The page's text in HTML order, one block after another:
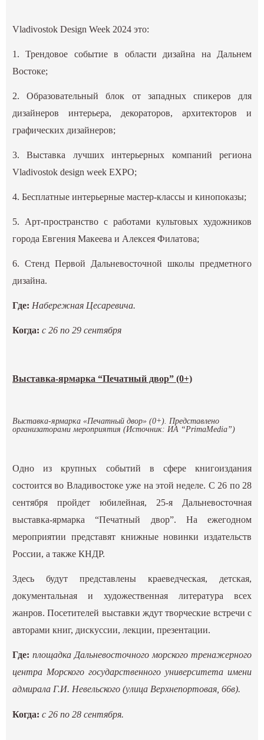
Vladivostok Design Week 2024 это:
1. Трендовое событие в области дизайна на Дальнем
Востоке;
2. Образовательный блок от западных спикеров для
дизайнеров интерьера, декораторов, архитекторов и
графических дизайнеров;
3. Выставка лучших интерьерных компаний региона
Vladivostok design week EXPO;
4. Бесплатные интерьерные мастер-классы и кинопоказы;
5. Арт-пространство с работами культовых художников
города Евгения Макеева и Алексея Филатова;
6. Стенд Первой Дальневосточной школы предметного
дизайна.
Где: Набережная Цесаревича.
Когда: с 26 по 29 сентября
Выставка-ярмарка “Печатный двор” (0+)
Выставка-ярмарка «Печатный двор» (0+). Представлено
организаторами мероприятия (Источник: ИА “PrimaMedia”)
Одно из крупных событий в сфере книгоиздания
состоится во Владивостоке уже на этой неделе. С 26 по 28
сентября пройдет юбилейная, 25-я Дальневосточная
выставка-ярмарка “Печатный двор”. На ежегодном
мероприятии представят книжные новинки издательств
России, а также КНДР.
Здесь будут представлены краеведческая, детская,
документальная и художественная литература всех
жанров. Посетителей выставки ждут творческие встречи с
авторами книг, дискуссии, лекции, презентации.
Где: площадка Дальневосточного морского тренажерного
центра Морского государственного университета имени
адмирала Г.И. Невельского (улица Верхнепортовая, 66в).
Когда: с 26 по 28 сентября.